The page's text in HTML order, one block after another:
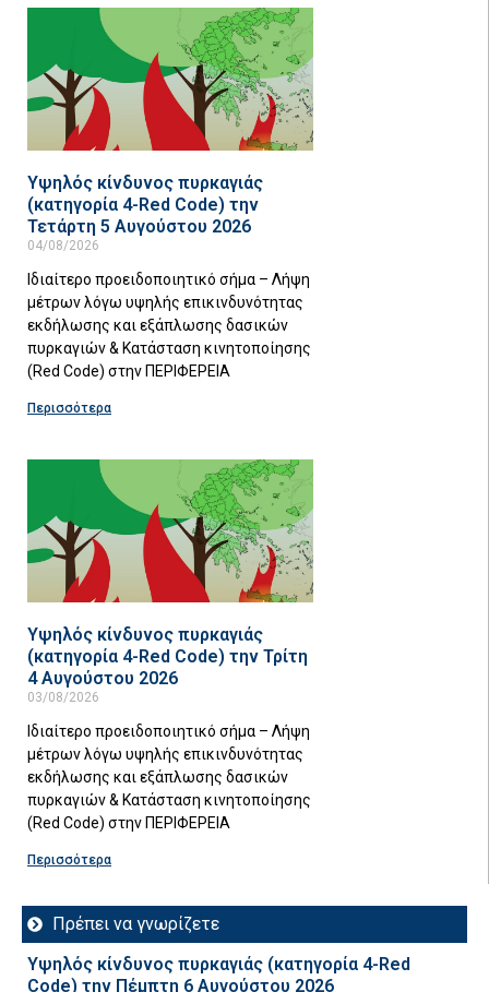
Υψηλός κίνδυνος πυρκαγιάς
(κατηγορία 4-Red Code) την
Τετάρτη 5 Αυγούστου 2026
04/08/2026
Ιδιαίτερο προειδοποιητικό σήμα – Λήψη
μέτρων λόγω υψηλής επικινδυνότητας
εκδήλωσης και εξάπλωσης δασικών
πυρκαγιών & Κατάσταση κινητοποίησης
(Red Code) στην ΠΕΡΙΦΕΡΕΙΑ
Περισσότερα
Υψηλός κίνδυνος πυρκαγιάς
(κατηγορία 4-Red Code) την Τρίτη
4 Αυγούστου 2026
03/08/2026
Ιδιαίτερο προειδοποιητικό σήμα – Λήψη
μέτρων λόγω υψηλής επικινδυνότητας
εκδήλωσης και εξάπλωσης δασικών
πυρκαγιών & Κατάσταση κινητοποίησης
(Red Code) στην ΠΕΡΙΦΕΡΕΙΑ
Περισσότερα
Πρέπει να γνωρίζετε
Υψηλός κίνδυνος πυρκαγιάς (κατηγορία 4-Red
Code) την Πέμπτη 6 Αυγούστου 2026